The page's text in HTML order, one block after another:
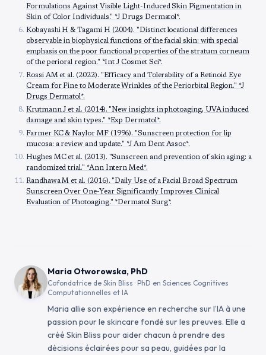
Formulations Against Visible Light-Induced Skin Pigmentation in
Skin of Color Individuals." *J Drugs Dermatol*.
Kobayashi H & Tagami H (2004). "Distinct locational differences
observable in biophysical functions of the facial skin: with special
emphasis on the poor functional properties of the stratum corneum
of the perioral region." *Int J Cosmet Sci*.
Rossi AM et al. (2022). "Efficacy and Tolerability of a Retinoid Eye
Cream for Fine to Moderate Wrinkles of the Periorbital Region." *J
Drugs Dermatol*.
Krutmann J et al. (2014). "New insights in photoaging, UVA induced
damage and skin types." *Exp Dermatol*.
Farmer KC & Naylor MF (1996). "Sunscreen protection for lip
mucosa: a review and update." *J Am Dent Assoc*.
Hughes MC et al. (2013). "Sunscreen and prevention of skin aging: a
randomized trial." *Ann Intern Med*.
Randhawa M et al. (2016). "Daily Use of a Facial Broad Spectrum
Sunscreen Over One-Year Significantly Improves Clinical
Evaluation of Photoaging." *Dermatol Surg*.
Maria Otworowska, PhD
Cofondatrice de Skin Bliss · PhD en Sciences Cognitives
Computationnelles et IA
Maria allie son expérience en recherche sur l’IA à une
passion pour le skincare fondé sur les preuves. Elle a
créé Skin Bliss pour aider chacun à prendre des
décisions éclairées pour sa peau, guidées par la